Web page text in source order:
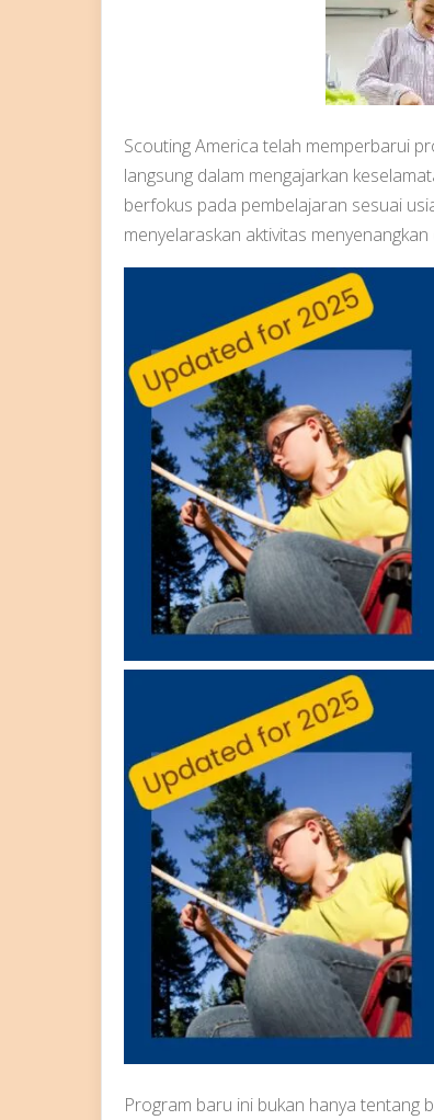
Scouting America telah memperbarui
langsung dalam mengajarkan
berfokus pada pembelajaran sesuai
menyelaraskan aktivitas
Program baru ini bukan hanya